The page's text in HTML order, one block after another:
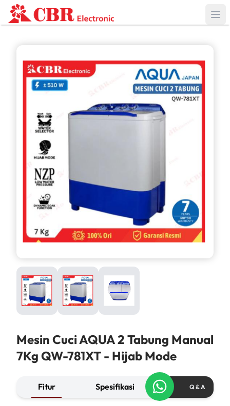
Mesin Cuci AQUA 2 Tabung Manual
7Kg QW-781XT - Hijab Mode
Fitur Spesifikasi Q & A